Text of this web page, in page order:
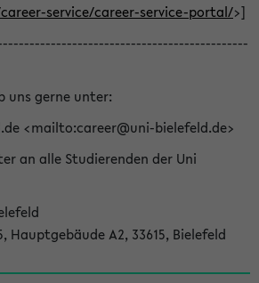
service/career-service-portal/>]
uns gerne unter:
<mailto:career@uni-bielefeld.de>
an alle Studierenden der Uni
Hauptgebäude A2, 33615, Bielefeld